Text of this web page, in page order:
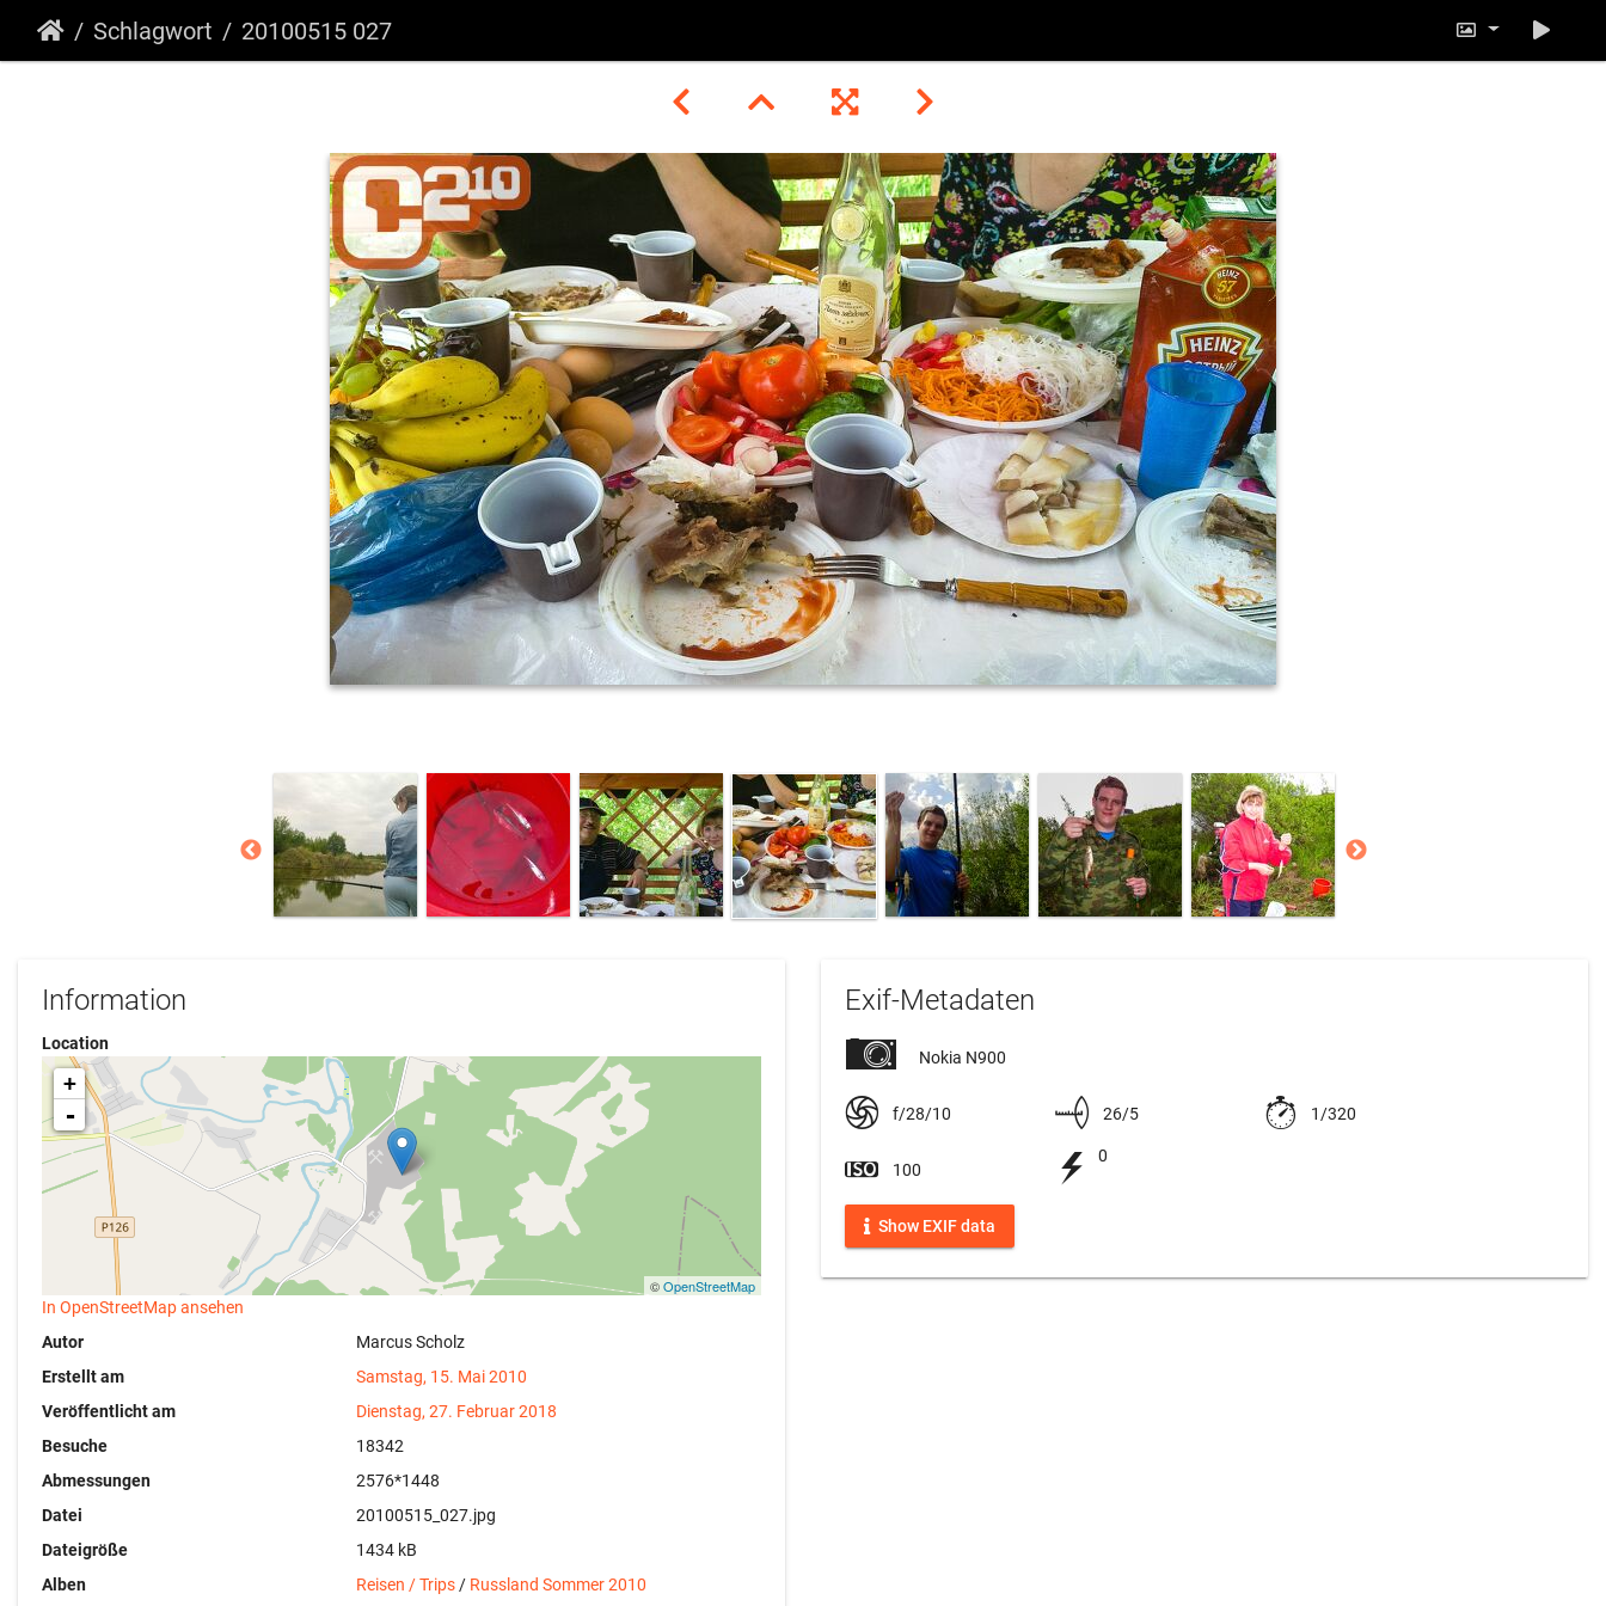
Schlagwort 20100515 027
Information
Location
+
-
©OpenStreetMap
In OpenStreetMap ansehen
Autor
Marcus Scholz
Erstellt am
Samstag, 15. Mai 2010
Veröffentlicht am
Dienstag, 27. Februar 2018
Besuche
18342
Abmessungen
2576*1448
Datei
20100515_027.jpg
Dateigröße
1434 kB
Alben
Reisen / Trips / Russland Sommer 2010
Exif-Metadaten
Nokia N900
f/28/10 26/5 1/320
100
0
Show EXIF data